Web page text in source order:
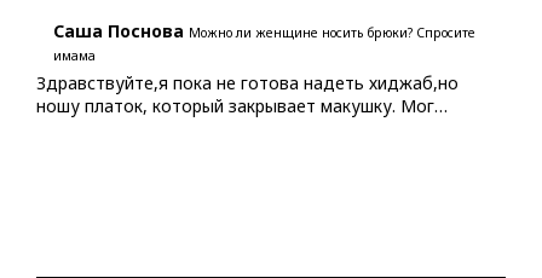
Саша Поснова Можно ли женщине носить брюки? Спросите
имама
Здравствуйте,я пока не готова надеть хиджаб,но
ношу платок, который закрывает макушку. Мог…